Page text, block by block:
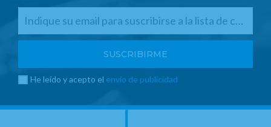
He leído y acepto el envío de publicidad